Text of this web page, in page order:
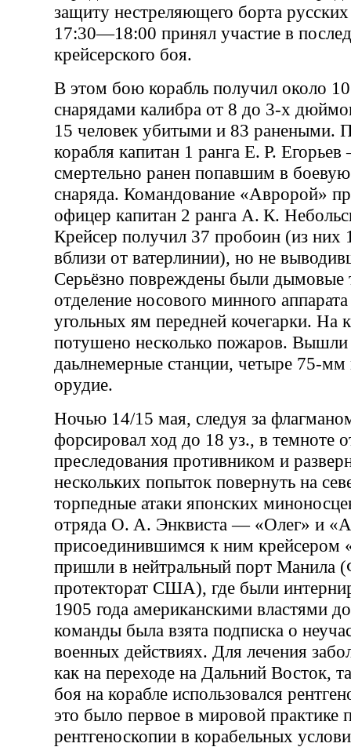
защиту нестреляющего борта
17:30—18:00 принял участие в
крейсерского боя.
В этом бою корабль получил около
снарядами калибра от 8 до 3-х
15 человек убитыми и 83 ранеными.
корабля капитан 1 ранга Е. Р.
смертельно ранен попавшим в
снаряда. Командование «Авророй»
офицер капитан 2 ранга А. К.
Крейсер получил 37 пробоин (из них
вблизи от ватерлинии), но не
Серьёзно повреждены были дымовые
отделение носового минного
угольных ям передней кочегарки. На
потушено несколько пожаров. Вышли
даьлнемерные станции, четыре 75-
орудие.
Ночью 14/15 мая, следуя за
форсировал ход до 18 уз., в темноте
преследования противником и
нескольких попыток повернуть на
торпедные атаки японских
отряда О. А. Энквиста — «Олег» и
присоединившимся к ним крейсером
пришли в нейтральный порт Манила
протекторат США), где были
1905 года американскими властями
команды была взята подписка о
военных действиях. Для лечения
как на переходе на Дальний Восток,
боя на корабле использовался
это было первое в мировой практике
рентгеноскопии в корабельных